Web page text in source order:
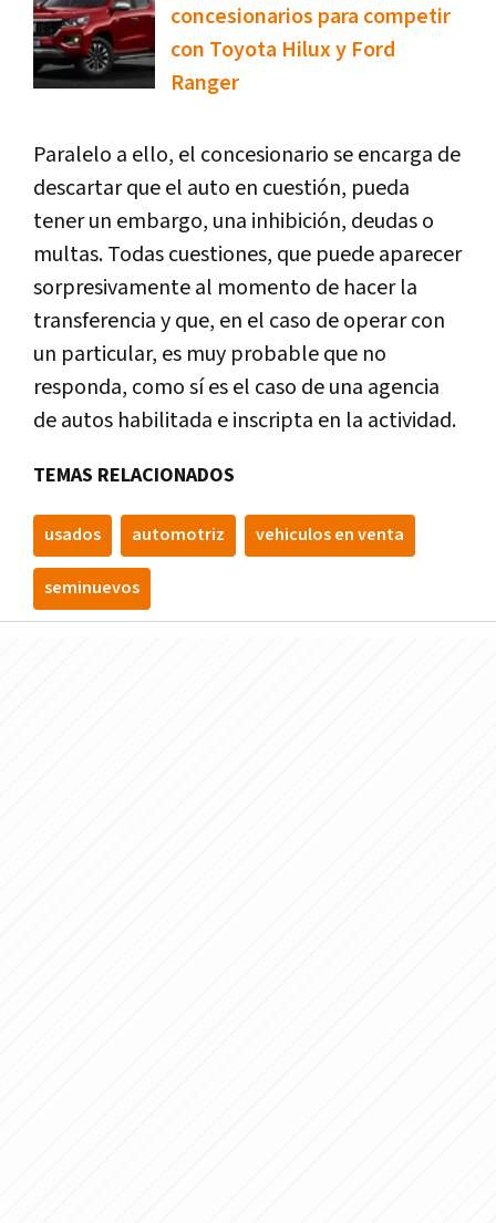
concesionarios para competir
con Toyota Hilux y Ford
Ranger
Paralelo a ello, el concesionario se encarga de
descartar que el auto en cuestión, pueda
tener un embargo, una inhibición, deudas o
multas. Todas cuestiones, que puede aparecer
sorpresivamente al momento de hacer la
transferencia y que, en el caso de operar con
un particular, es muy probable que no
responda, como sí es el caso de una agencia
de autos habilitada e inscripta en la actividad.
TEMAS RELACIONADOS
usados automotriz vehiculos en venta
seminuevos